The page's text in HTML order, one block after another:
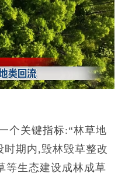
个关键指标:“林草地
时期内,毁林毁草整改
等生态建设成林成草